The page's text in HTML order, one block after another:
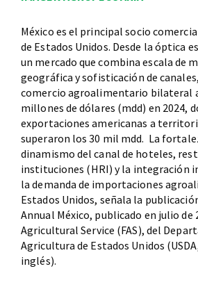
México es el principal socio
de Estados Unidos. Desde la óptica
un mercado que combina escala de
geográfica y sofisticación de
comercio agroalimentario bilateral
millones de dólares (mdd) en 2024,
exportaciones americanas a
superaron los 30 mil mdd. La
dinamismo del canal de hoteles,
instituciones (HRI) y la integración
la demanda de importaciones
Estados Unidos, señala la
Annual México, publicado en julio de
Agricultural Service (FAS), del
Agricultura de Estados Unidos
inglés).